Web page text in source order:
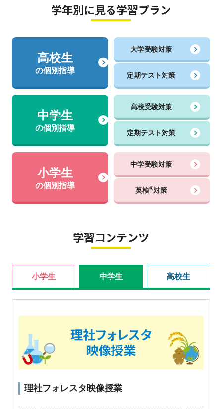
学年別に見る学習プラン
高校生
の個別指導
大学受験対策
定期テスト対策
中学生
の個別指導
高校受験対策
定期テスト対策
小学生
の個別指導
中学受験対策
英検®対策
学習コンテンツ
小学生 中学生 高校生
理社フォレスタ映像授業